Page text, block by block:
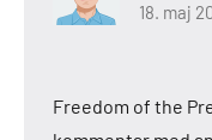
18. maj
Freedom of the